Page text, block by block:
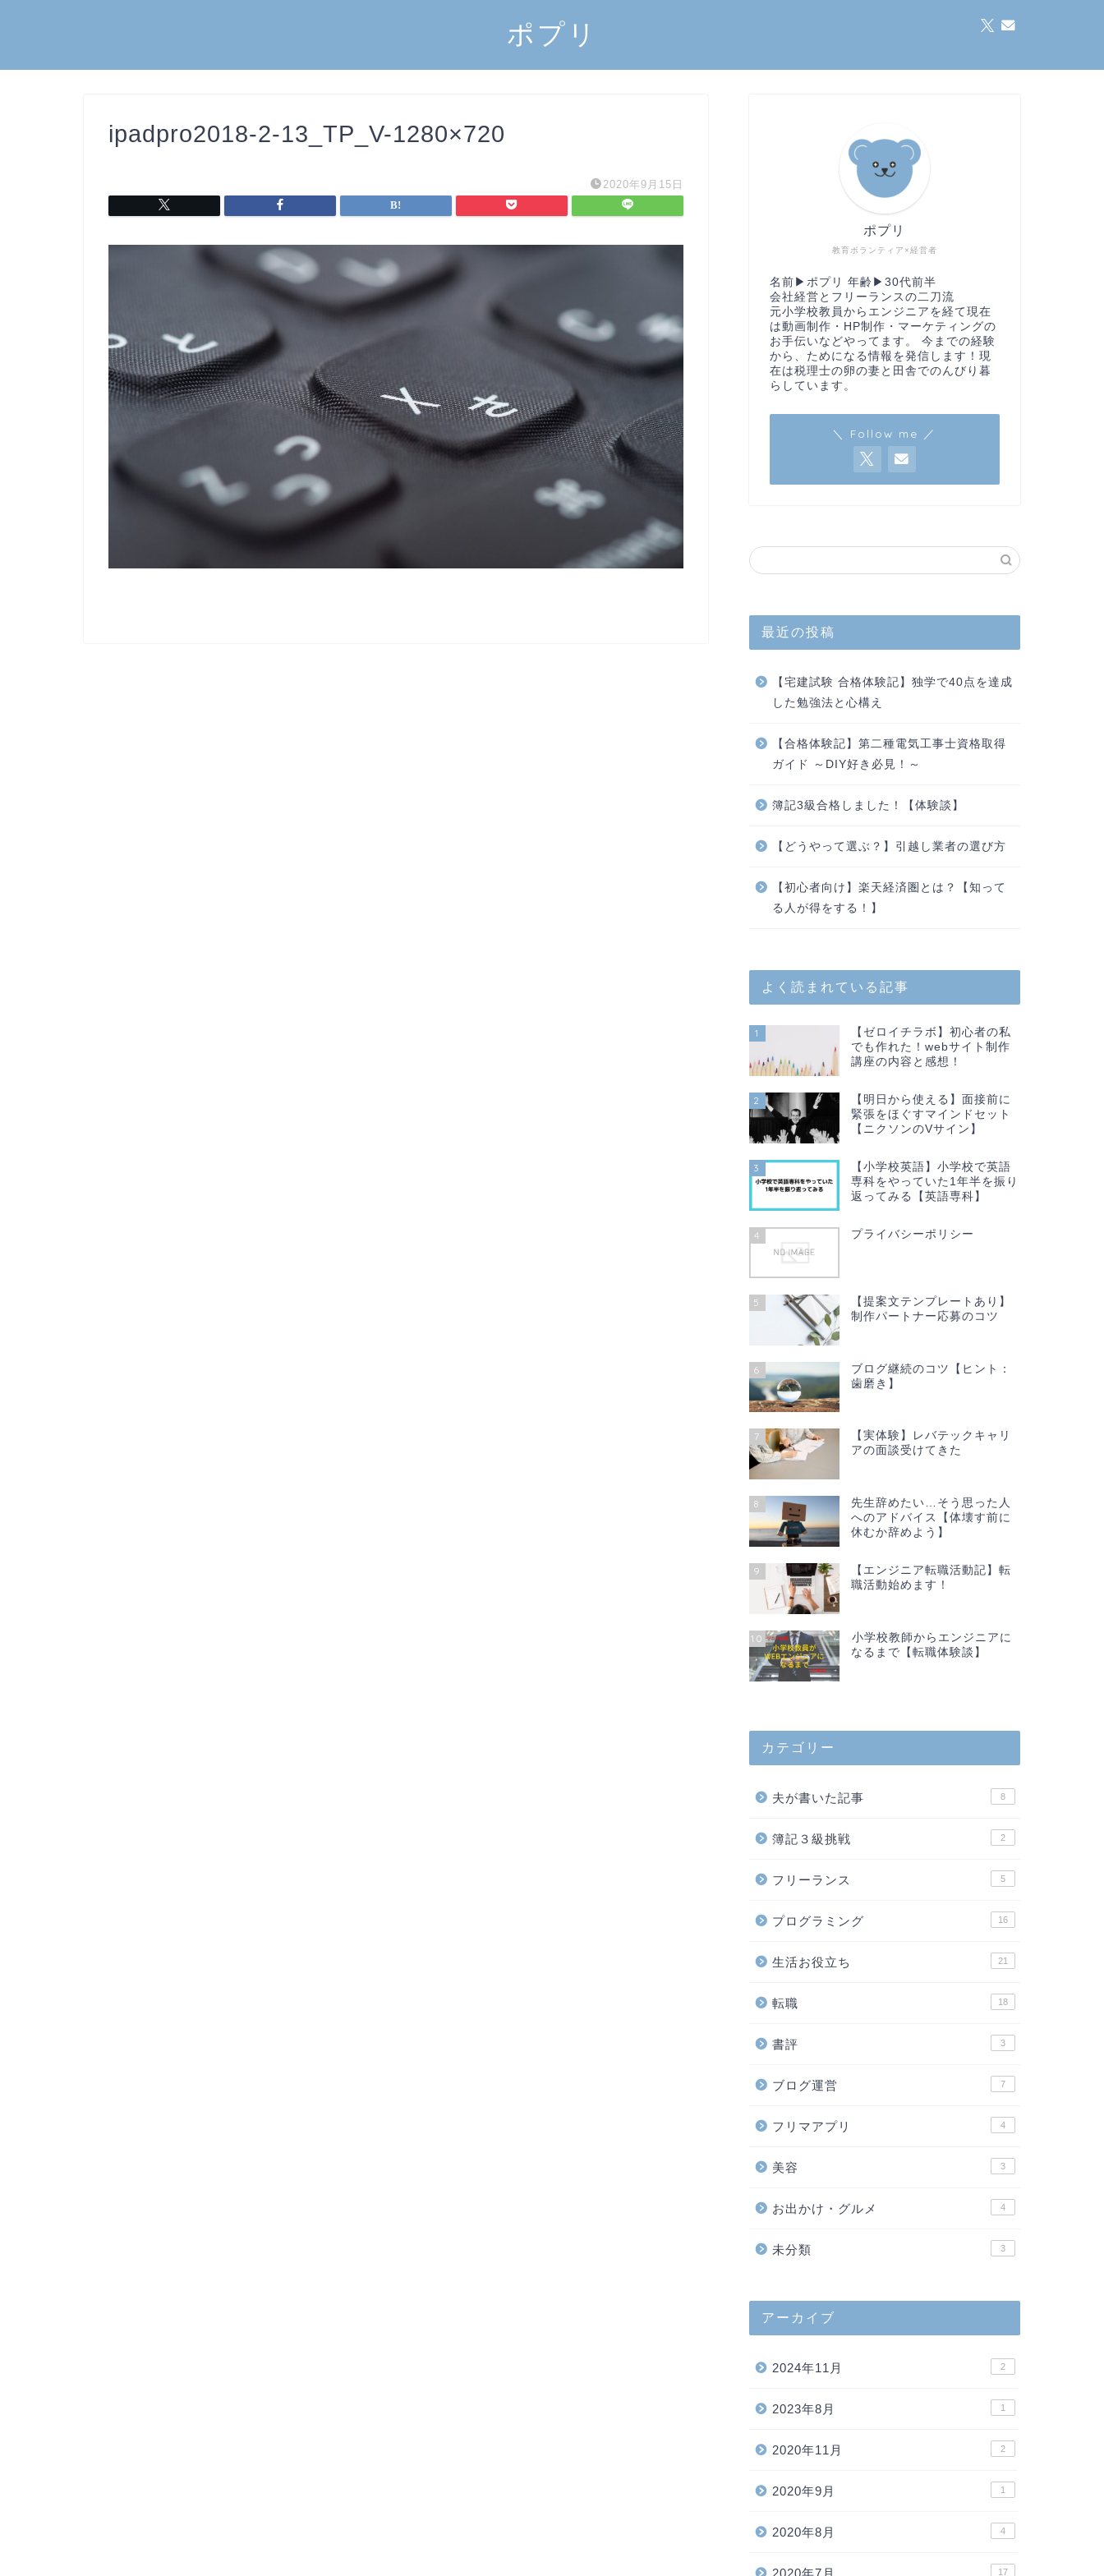
ポプリ
ipadpro2018-2-13_TP_V-1280×720
2020年9月15日
教育ボランティア×経営者
ポプリ
名前▶︎ポプリ 年齢▶︎30代前半
会社経営とフリーランスの二刀流
元小学校教員からエンジニアを経て現在
は動画制作・HP制作・マーケティングの
お手伝いなどやってます。 今までの経験
から、ためになる情報を発信します！現
在は税理士の卵の妻と田舎でのんびり暮
らしています。
＼ Follow me ／
最近の投稿
【宅建試験 合格体験記】独学で40点を達成
した勉強法と心構え
【合格体験記】第二種電気工事士資格取得
ガイド ～DIY好き必見！～
簿記3級合格しました！【体験談】
【どうやって選ぶ？】引越し業者の選び方
【初心者向け】楽天経済圏とは？【知って
る人が得をする！】
よく読まれている記事
1
【ゼロイチラボ】初心者の私
でも作れた！webサイト制作
講座の内容と感想！
2
【明日から使える】面接前に
緊張をほぐすマインドセット
【ニクソンのVサイン】
3
【小学校英語】小学校で英語
専科をやっていた1年半を振り
返ってみる【英語専科】
4 プライバシーポリシー
5
【提案文テンプレートあり】
制作パートナー応募のコツ
6
ブログ継続のコツ【ヒント：
歯磨き】
7
【実体験】レバテックキャリ
アの面談受けてきた
8
先生辞めたい…そう思った人
へのアドバイス【体壊す前に
休むか辞めよう】
9
【エンジニア転職活動記】転
職活動始めます！
10
小学校教師からエンジニアに
なるまで【転職体験談】
カテゴリー
夫が書いた記事 8
簿記３級挑戦 2
フリーランス 5
プログラミング 16
生活お役立ち 21
転職 18
書評 3
ブログ運営 7
フリマアプリ 4
美容 3
お出かけ・グルメ 4
未分類 3
アーカイブ
2024年11月 2
2023年8月 1
2020年11月 2
2020年9月 1
2020年8月 4
2020年7月 17